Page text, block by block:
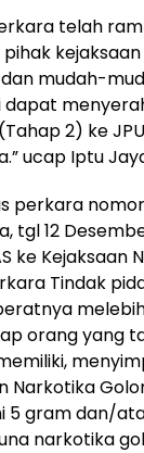
telah
mudah-
2) ke
ucap Iptu
perkara
tgl 12
ke Kejaksaan
Tindak
orang yang
Narkotika
5 gram dan/
narkotika